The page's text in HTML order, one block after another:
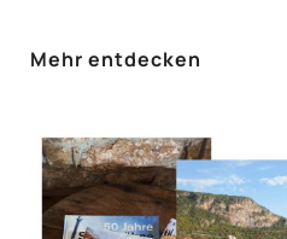
Mehr entdecken